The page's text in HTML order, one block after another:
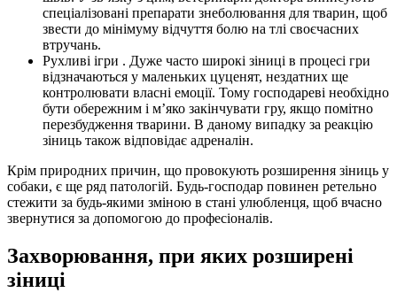
спеціалізовані препарати знеболювання для тварин, щоб
звести до мінімуму відчуття болю на тлі своєчасних
втручань.
Рухливі ігри . Дуже часто широкі зіниці в процесі гри
відзначаються у маленьких цуценят, нездатних ще
контролювати власні емоції. Тому господареві необхідно
бути обережним і м’яко закінчувати гру, якщо помітно
перезбудження тварини. В даному випадку за реакцію
зіниць також відповідає адреналін.
Крім природних причин, що провокують розширення зіниць у
собаки, є ще ряд патологій. Будь-господар повинен ретельно
стежити за будь-якими зміною в стані улюбленця, щоб вчасно
звернутися за допомогою до професіоналів.
Захворювання, при яких розширені
зіниці